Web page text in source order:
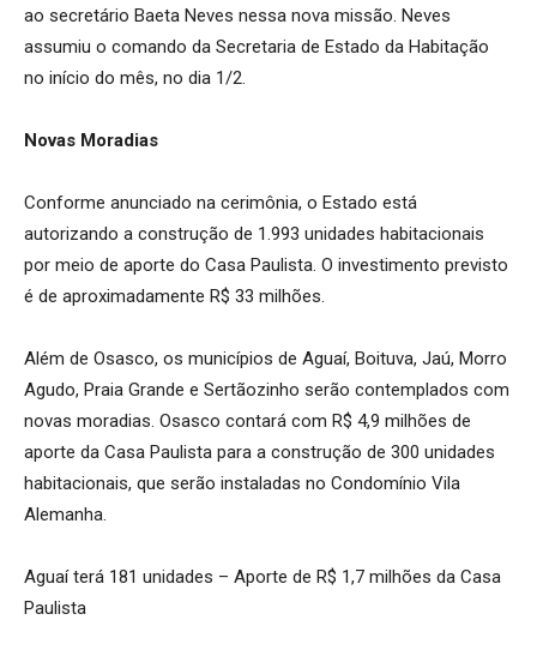
ao secretário Baeta Neves nessa nova missão. Neves
assumiu o comando da Secretaria de Estado da Habitação
no início do mês, no dia 1/2.
Novas Moradias
Conforme anunciado na cerimônia, o Estado está
autorizando a construção de 1.993 unidades habitacionais
por meio de aporte do Casa Paulista. O investimento previsto
é de aproximadamente R$ 33 milhões.
Além de Osasco, os municípios de Aguaí, Boituva, Jaú, Morro
Agudo, Praia Grande e Sertãozinho serão contemplados com
novas moradias. Osasco contará com R$ 4,9 milhões de
aporte da Casa Paulista para a construção de 300 unidades
habitacionais, que serão instaladas no Condomínio Vila
Alemanha.
Aguaí terá 181 unidades – Aporte de R$ 1,7 milhões da Casa
Paulista